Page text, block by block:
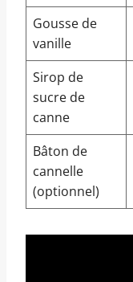
Gousse de
vanille
Sirop de
sucre de
canne
Bâton de
cannelle
(optionnel)